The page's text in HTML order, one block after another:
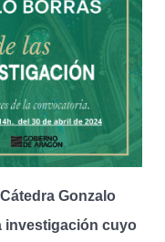
Gonzalo
investigación cuyo